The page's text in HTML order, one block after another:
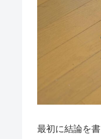
最初に結論を